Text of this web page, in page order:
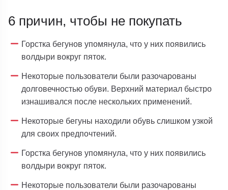
6 причин, чтобы не покупать
Горстка бегунов упомянула, что у них появились
волдыри вокруг пяток.
Некоторые пользователи были разочарованы
долговечностью обуви. Верхний материал быстро
изнашивался после нескольких применений.
Некоторые бегуны находили обувь слишком узкой
для своих предпочтений.
Горстка бегунов упомянула, что у них появились
волдыри вокруг пяток.
Некоторые пользователи были разочарованы